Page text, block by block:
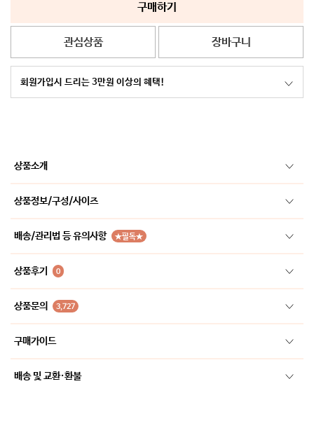
구매하기
관심상품 장바구니
회원가입시 드리는 3만원 이상의 혜택!
상품소개
상품정보/구성/사이즈
배송/관리법 등 유의사항 ★필독★
상품후기 0
상품문의 3,727
구매가이드
배송 및 교환·환불